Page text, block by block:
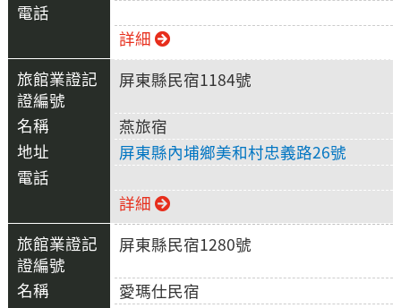
詳細
屏東縣民宿1184號
燕旅宿
屏東縣內埔鄉美和村忠義路26號
詳細
屏東縣民宿1280號
愛瑪仕民宿